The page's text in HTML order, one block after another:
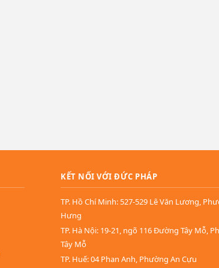
KẾT NỐI VỚI ĐỨC PHÁP
TP. Hồ Chí Minh: 527-529 Lê Văn Lương,
Hưng
TP. Hà Nội: 19-21, ngõ 116 Đường Tây Mỗ,
Tây Mỗ
TP. Huế: 04 Phan Anh, Phường An Cựu